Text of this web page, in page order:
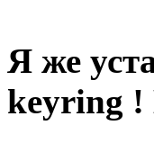
Я же
keyring